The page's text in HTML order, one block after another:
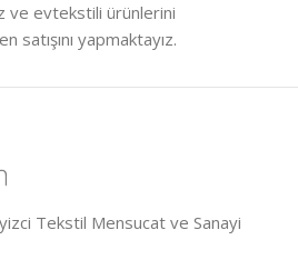
ve evtekstili ürünlerini
yapmaktayız.
Tekstil Mensucat ve Sanayi